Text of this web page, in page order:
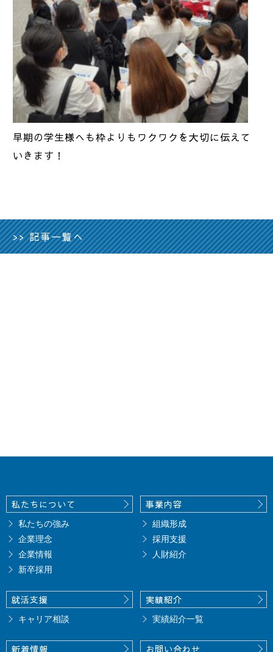
早期の学生様へも枠よりもワクワクを大切に伝えて
いきます！
>> 記事一覧へ
私たちについて
私たちの強み
企業理念
企業情報
新卒採用
事業内容
組織形成
採用支援
人財紹介
就活支援
キャリア相談
実績紹介
実績紹介一覧
新着情報 お問い合わせ